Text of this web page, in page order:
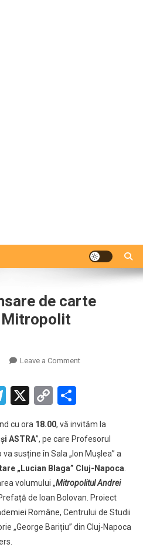
de carte
Mitropolit
Leave a Commenton
carte
despre
un
mare
Mitropolit
Telegram
X Copy
cu ora 18.00, vă invităm la
ASTRA”, pe care Profesorul
va susține în Sala „Ion Mușlea” a
„Lucian Blaga” Cluj-Napoca.
volumului „Mitropolitul Andrei
de Ioan Bolovan. Proiect
Române, Centrului de Studii
„George Barițiu” din Cluj-Napoca